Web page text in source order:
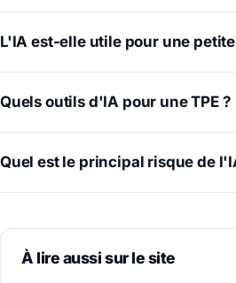
L'IA est-elle utile pour une
Quels outils d'IA pour une TPE ?
Quel est le principal risque de
À lire aussi sur le site